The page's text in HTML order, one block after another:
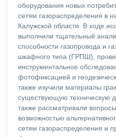
оборудования новых
сетям газораспределения в
Калужской области. В ходе
выполнили тщательный
способности газопровода и
шкафного типа (ГРПШ),
инструментальное
фотофиксацией и
также изучили материалы
существующую техническую
также рассматривали
возможностью
сетям газораспределения и